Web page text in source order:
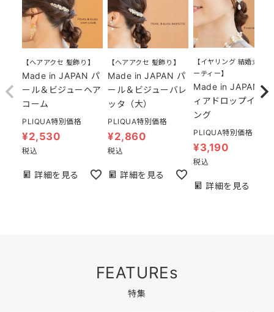
【ヘアアクセ 髪飾り】
Made in JAPAN パ
ール＆ビジューヘア
コーム
PLIQUA特別価格
¥2,530
税込
詳細を見る
【ヘアアクセ 髪飾り】
Made in JAPAN パ
ール＆ビジューバレ
ッタ（大）
PLIQUA特別価格
¥2,860
税込
詳細を見る
【イヤリング 結婚式 パ
ーティー】
Made in JAPAN テ
ィアドロップイヤリ
ング
PLIQUA特別価格
¥3,190
税込
詳細を見る
FEATUREs
特集